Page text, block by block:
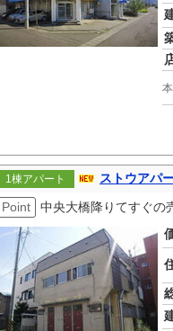
1棟アパート
ストウアパ
Point
中央大橋降りてすぐの